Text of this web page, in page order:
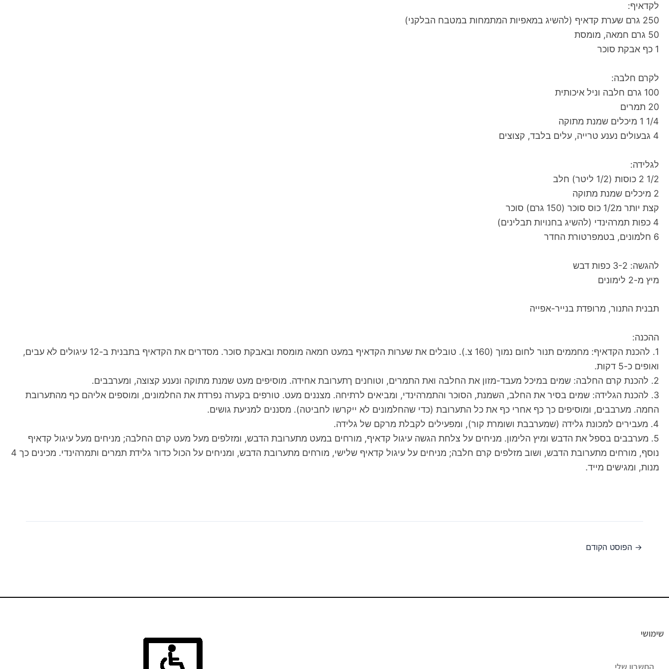
לקדאיף:
250 גרם שערת קדאיף (להשיג במאפיות המתמחות במטבח הבלקני)
50 גרם חמאה, מומסת
1 כף אבקת סוכר
לקרם חלבה:
100 גרם חלבה וניל איכותית
20 תמרים
1/4 1 מיכלים שמנת מתוקה
4 גבעולים נענע טרייה, עלים בלבד, קצוצים
לגלידה:
1/2 2 כוסות (1/2 ליטר) חלב
2 מיכלים שמנת מתוקה
קצת יותר מ1/2 כוס סוכר (150 גרם) סוכר
4 כפות תמרהינדי (להשיג בחנויות תבלינים)
6 חלמונים, בטמפרטורת החדר
להגשה: 3-2 כפות דבש
מיץ מ-2 לימונים
תבנית התנור, מרופדת בנייר-אפייה
ההכנה:
1. להכנת הקדאיף: מחממים תנור לחום נמוך (160 צ.). טובלים את שערות הקדאיף במעט חמאה מומסת ובאבקת סוכר. מסדרים את הקדאיף בתבנית ב-12 עיגולים לא עבים,
ואופים כ-5 דקות.
2. להכנת קרם החלבה: שמים במיכל מעבד-מזון את החלבה ואת התמרים, וטוחנים ךתערובת אחידה. מוסיפים מעט שמנת מתוקה ונענע קצוצה, ומערבבים.
3. להכנת הגלידה: שמים בסיר את החלב, השמנת, הסוכר והתמרהינדי, ומביאים לרתיחה. מצננים מעט. טורפים בקערה נפרדת את החלמונים, ומוספים אליהם כף מהתערובת
החמה. מערבבים, ומוסיפים כך כף אחרי כף את כל התערובת (כדי שהחלמונים לא ייקרשו לחביטה). מסננים למניעת גושים.
4. מעבירים למכונת גלידה (שמערבבת ושומרת קור), ומפעילים לקבלת מרקם של גלידה.
5. מערבבים בספל את הדבש ומיץ הלימון. מניחים על צלחת הגשה עיגול קדאיף, מורחים במעט מתערובת הדבש, ומזלפים מעל מעט קרם החלבה; מניחים מעל עיגול קדאיף
נוסף, מורחים מתערובת הדבש, ושוב מזלפים קרם חלבה; מניחים על עיגול קדאיף שלישי, מורחים מתערובת הדבש, ומניחים על הכול כדור גלידת תמרים ותמרהינדי. מכינים כך 4
מנות, ומגישים מייד.
→ הפוסט הקודם
שימושי
החשבון שלי